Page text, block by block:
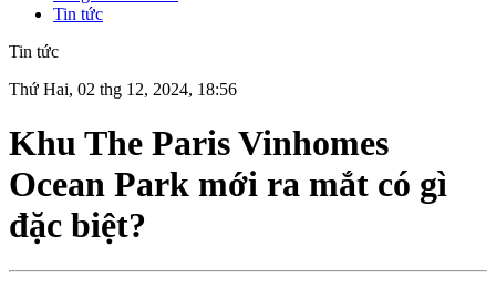
Tin tức
Tin tức
Thứ Hai, 02 thg 12, 2024, 18:56
Khu The Paris Vinhomes
Ocean Park mới ra mắt có gì
đặc biệt?